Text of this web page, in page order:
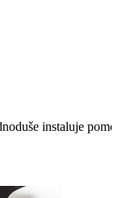
instaluje